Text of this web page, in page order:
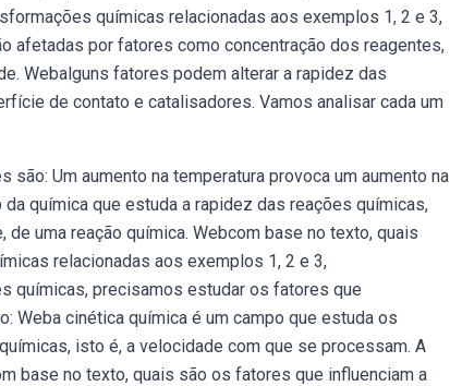
químicas relacionadas aos exemplos 1, 2 e 3,
afetadas por fatores como concentração dos reagentes,
Webalguns fatores podem alterar a rapidez das
de contato e catalisadores. Vamos analisar cada um
Um aumento na temperatura provoca um aumento na
química que estuda a rapidez das reações químicas,
uma reação química. Webcom base no texto, quais
relacionadas aos exemplos 1, 2 e 3,
químicas, precisamos estudar os fatores que
Weba cinética química é um campo que estuda os
isto é, a velocidade com que se processam. A
base no texto, quais são os fatores que influenciam a